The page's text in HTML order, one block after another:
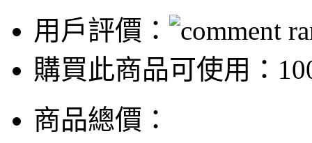
用戶評價：
購買此商品可使用：
商品總價：